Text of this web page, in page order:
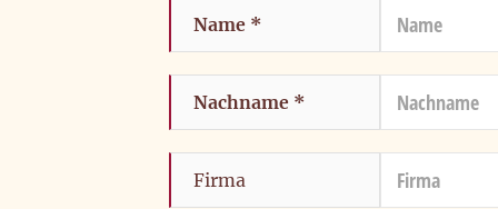
Name
Nachname
Firma
Cookies
Um unsere
Buttons 'Alle